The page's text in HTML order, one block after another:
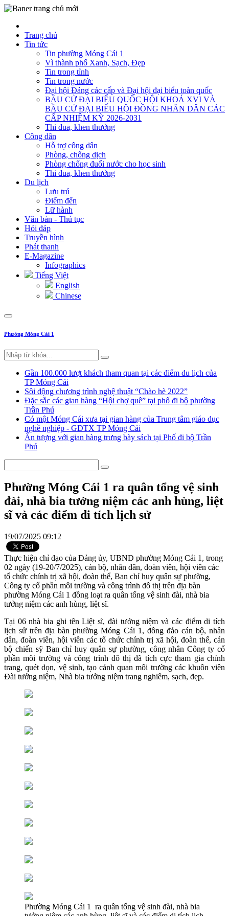
Trang chủ
Tin tức
Tin phường Móng Cái 1
Vì thành phố Xanh, Sạch, Đẹp
Tin trong tỉnh
Tin trong nước
Đại hội Đảng các cấp và Đại hội đại biểu toàn quốc
BẦU CỬ ĐẠI BIỂU QUỐC HỘI KHOÁ XVI VÀ
BẦU CỬ ĐẠI BIỂU HỘI ĐỒNG NHÂN DÂN CÁC
CẤP NHIỆM KỲ 2026-2031
Thi đua, khen thưởng
Công dân
Hỗ trợ công dân
Phòng, chống dịch
Phòng chống đuối nước cho học sinh
Thi đua, khen thưởng
Du lịch
Lưu trú
Điểm đến
Lữ hành
Văn bản - Thủ tục
Hỏi đáp
Truyền hình
Phát thanh
E-Magazine
Infographics
Tiếng Việt
English
Chinese
Phường Móng Cái 1
Gần 100.000 lượt khách tham quan tại các điểm du lịch của
TP Móng Cái
Sôi động chương trình nghệ thuật “Chào hè 2022”
Đặc sắc các gian hàng “Hội chợ quê” tại phố đi bộ phường
Trần Phú
Có một Móng Cái xưa tại gian hàng của Trung tâm giáo dục
nghề nghiệp - GDTX TP Móng Cái
Ấn tượng với gian hàng trưng bày sách tại Phố đi bộ Trần
Phú
Phường Móng Cái 1 ra quân tổng vệ sinh
đài, nhà bia tưởng niệm các anh hùng, liệt
sĩ và các điểm di tích lịch sử
19/07/2025 09:12
Thực hiện chỉ đạo của Đảng ủy, UBND phường Móng Cái 1, trong
02 ngày (19-20/7/2025), cán bộ, nhân dân, đoàn viên, hội viên các
tổ chức chính trị xã hội, đoàn thể, Ban chỉ huy quân sự phường,
Công ty cổ phần môi trường và công trình đô thị trên địa bàn
phường Móng Cái 1 đồng loạt ra quân tổng vệ sinh đài, nhà bia
tưởng niệm các anh hùng, liệt sĩ.
Tại 06 nhà bia ghi tên Liệt sĩ, đài tưởng niệm và các điểm di tích
lịch sử trên địa bàn phường Móng Cái 1, đông đảo cán bộ, nhân
dân, đoàn viên, hội viên các tổ chức chính trị xã hội, đoàn thể, cán
bộ chiến sỹ Ban chỉ huy quân sự phường, công nhân Công ty cổ
phần môi trường và công trình đô thị đã tích cực tham gia chỉnh
trang, quét dọn, vệ sinh, tạo cảnh quan môi trường các khuôn viên
Đài tưởng niệm, Nhà bia tưởng niệm trang nghiêm, sạch, đẹp.
Phường Móng Cái 1 ra quân tổng vệ sinh đài, nhà bia